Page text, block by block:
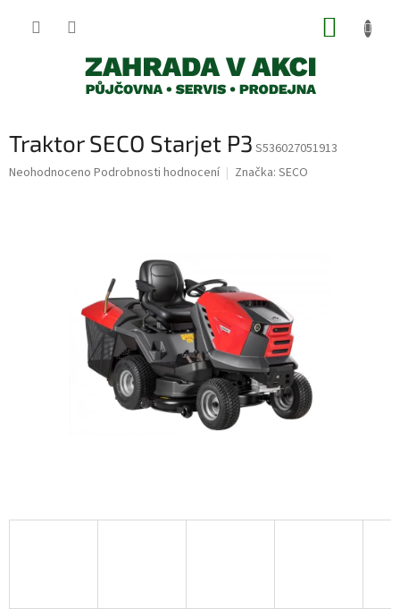
Traktor SECO Starjet P3 S536027051913
Průměrné
Neohodnoceno Podrobnosti hodnocení Značka: SECO